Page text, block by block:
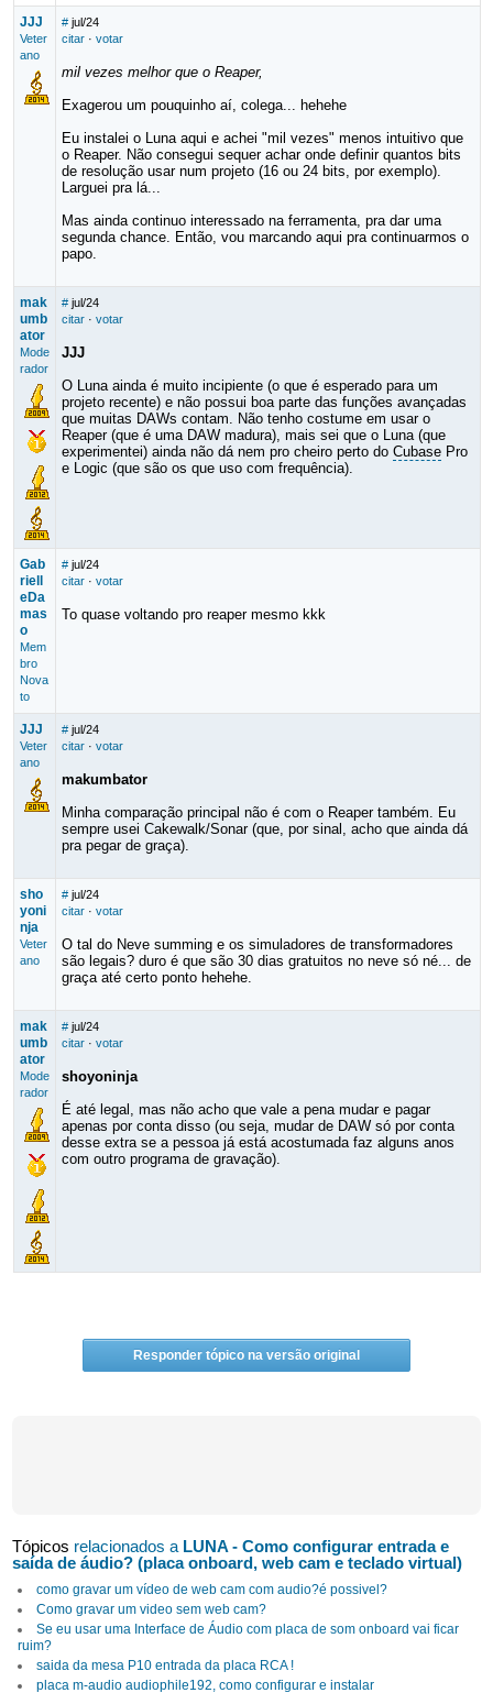
JJJ
Veter
ano
# jul/24
citar· votar
mil vezes melhor que o Reaper,
Exagerou um pouquinho aí, colega... hehehe
Eu instalei o Luna aqui e achei "mil vezes" menos intuitivo que
o Reaper. Não consegui sequer achar onde definir quantos bits
de resolução usar num projeto (16 ou 24 bits, por exemplo).
Larguei pra lá...
Mas ainda continuo interessado na ferramenta, pra dar uma
segunda chance. Então, vou marcando aqui pra continuarmos o
papo.
mak
umb
ator
Mode
rador
# jul/24
citar· votar
JJJ
O Luna ainda é muito incipiente (o que é esperado para um
projeto recente) e não possui boa parte das funções avançadas
que muitas DAWs contam. Não tenho costume em usar o
Reaper (que é uma DAW madura), mais sei que o Luna (que
experimentei) ainda não dá nem pro cheiro perto do CubasePro
e Logic (que são os que uso com frequência).
Gab
riell
eDa
mas
o
Mem
bro
Nova
to
# jul/24
citar· votar
To quase voltando pro reaper mesmo kkk
JJJ
Veter
ano
# jul/24
citar· votar
makumbator
Minha comparação principal não é com o Reaper também. Eu
sempre usei Cakewalk/Sonar (que, por sinal, acho que ainda dá
pra pegar de graça).
sho
yoni
nja
Veter
ano
# jul/24
citar· votar
O tal do Neve summing e os simuladores de transformadores
são legais? duro é que são 30 dias gratuitos no neve só né... de
graça até certo ponto hehehe.
mak
umb
ator
Mode
rador
# jul/24
citar· votar
shoyoninja
É até legal, mas não acho que vale a pena mudar e pagar
apenas por conta disso (ou seja, mudar de DAW só por conta
desse extra se a pessoa já está acostumada faz alguns anos
com outro programa de gravação).
Responder tópico na versão original
Tópicos relacionados a LUNA - Como configurar entrada e
saída de áudio? (placa onboard, web cam e teclado virtual)
como gravar um vídeo de web cam com audio?é possivel?
Como gravar um video sem web cam?
Se eu usar uma Interface de Áudio com placa de som onboard vai ficar
ruim?
saida da mesa P10 entrada da placa RCA !
placa m-audio audiophile192, como configurar e instalar